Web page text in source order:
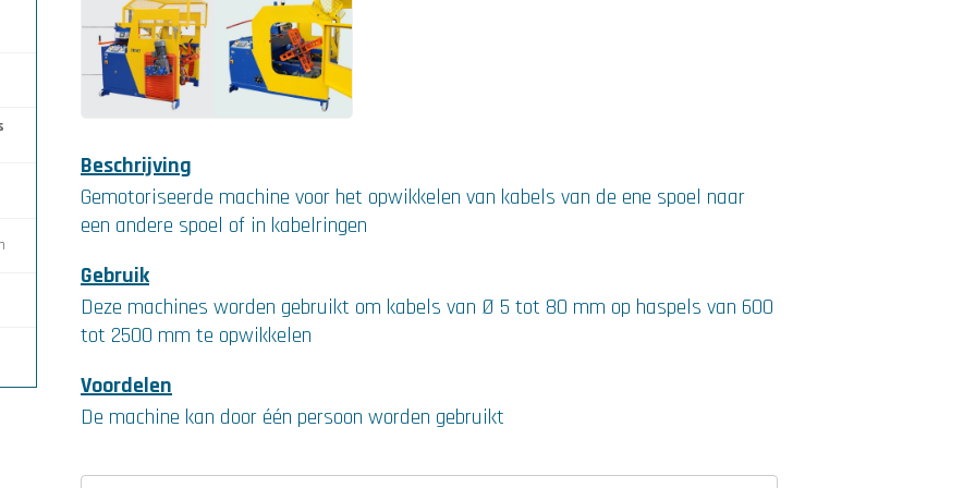
Beschrijving
Gemotoriseerde machine voor het opwikkelen van kabels van de ene spoel naar
een andere spoel of in kabelringen
Gebruik
Deze machines worden gebruikt om kabels van Ø 5 tot 80 mm op haspels van 600
tot 2500 mm te opwikkelen
Voordelen
De machine kan door één persoon worden gebruikt